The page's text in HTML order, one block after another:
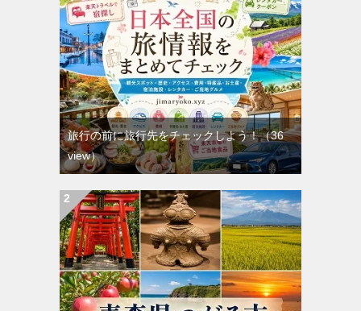
旅行の前に旅行先をチェックしよう！（36
view）